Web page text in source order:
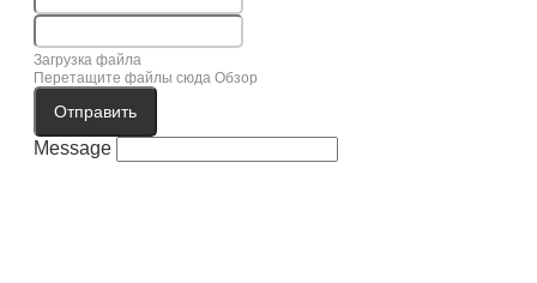
Загрузка файла
Перетащите файлы сюда Обзор
Отправить
Message